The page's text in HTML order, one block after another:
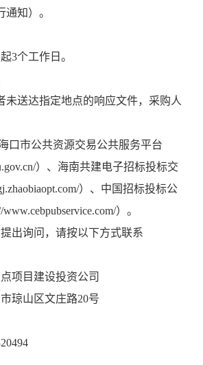
知）。
3个工作日。
未送达指定地点的响应文件，采购人
口市公共资源交易公共服务平台
）、海南共建电子招标投标交
）、中国招标投标公
）。
出询问，请按以下方式联系
项目建设投资公司
琼山区文庄路20号